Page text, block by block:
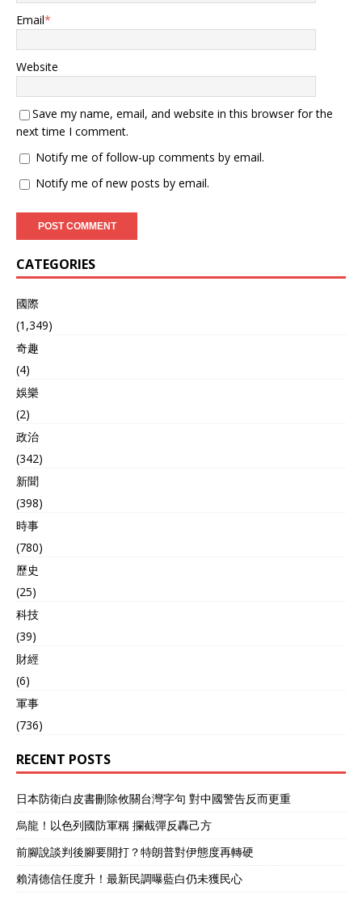
Email*
Website
Save my name, email, and website in this browser for the
next time I comment.
Notify me of follow-up comments by email.
Notify me of new posts by email.
CATEGORIES
國際
(1,349)
奇趣
(4)
娛樂
(2)
政治
(342)
新聞
(398)
時事
(780)
歷史
(25)
科技
(39)
財經
(6)
軍事
(736)
RECENT POSTS
日本防衛白皮書刪除攸關台灣字句 對中國警告反而更重
烏龍！以色列國防軍稱 攔截彈反轟己方
前腳說談判後腳要開打？特朗普對伊態度再轉硬
賴清德信任度升！最新民調曝藍白仍未獲民心